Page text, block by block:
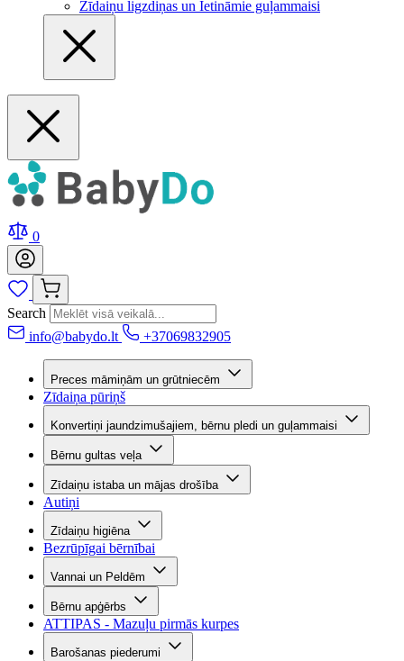
Zīdaiņu ligzdiņas un Ietināmie guļammaisi
0
Search
info@babydo.lt
+37069832905
Preces māmiņām un grūtniecēm
Zīdaiņa pūriņš
Konvertiņi jaundzimušajiem, bērnu pledi un guļammaisi
Bērnu gultas veļa
Zīdaiņu istaba un mājas drošība
Autiņi
Zīdaiņu higiēna
Bezrūpīgai bērnībai
Vannai un Peldēm
Bērnu apģērbs
ATTIPAS - Mazuļu pirmās kurpes
Barošanas piederumi